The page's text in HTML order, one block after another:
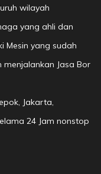
wilayah
yang ahli dan
Mesin yang sudah
Jasa Bor
Jakarta,
24 Jam nonstop